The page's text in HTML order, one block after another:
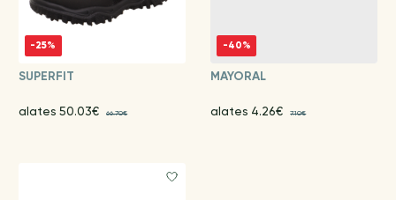
-25%
SUPERFIT
alates 50.03€ 66.70€
-40%
MAYORAL
alates 4.26€ 7.10€